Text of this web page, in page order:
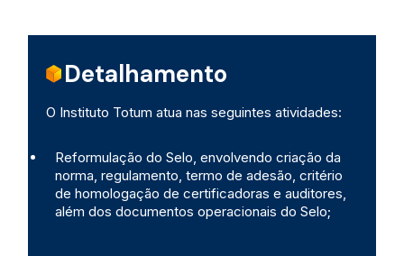
Detalhamento
O Instituto Totum atua nas seguintes atividades:
Reformulação do Selo, envolvendo criação da
norma, regulamento, termo de adesão, critério
de homologação de certificadoras e auditores,
além dos documentos operacionais do Selo;